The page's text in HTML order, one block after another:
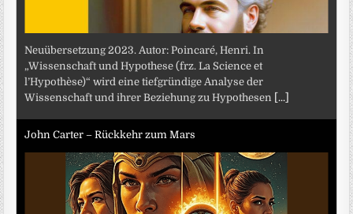
Neuübersetzung 2023. Autor: Poincaré, Henri. In
„Wissenschaft und Hypothese (frz. La Science et
l’Hypothèse)“ wird eine tiefgründige Analyse der
Wissenschaft und ihrer Beziehung zu Hypothesen [...]
John Carter – Rückkehr zum Mars